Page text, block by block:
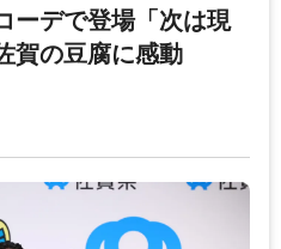
ーデで登場「次は現
賀の豆腐に感動